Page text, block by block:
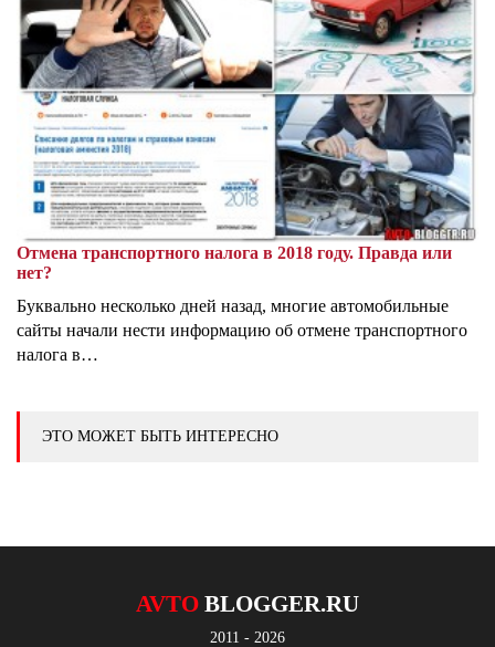
Отмена транспортного налога в 2018 году. Правда или
нет?
Буквально несколько дней назад, многие автомобильные
сайты начали нести информацию об отмене транспортного
налога в…
ЭТО МОЖЕТ БЫТЬ ИНТЕРЕСНО
AVTO BLOGGER.RU
2011 - 2026